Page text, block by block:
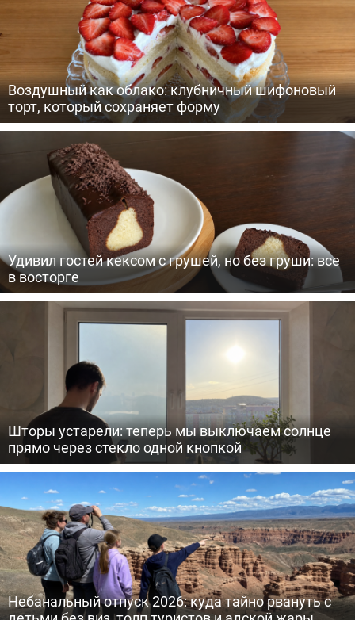
Воздушный как облако: клубничный шифоновый
торт, который сохраняет форму
Удивил гостей кексом с грушей, но без груши: все
в восторге
Шторы устарели: теперь мы выключаем солнце
прямо через стекло одной кнопкой
Небанальный отпуск 2026: куда тайно рвануть с